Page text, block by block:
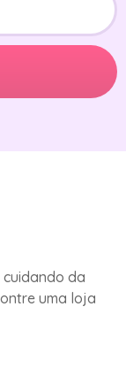
cuidando da
uma loja